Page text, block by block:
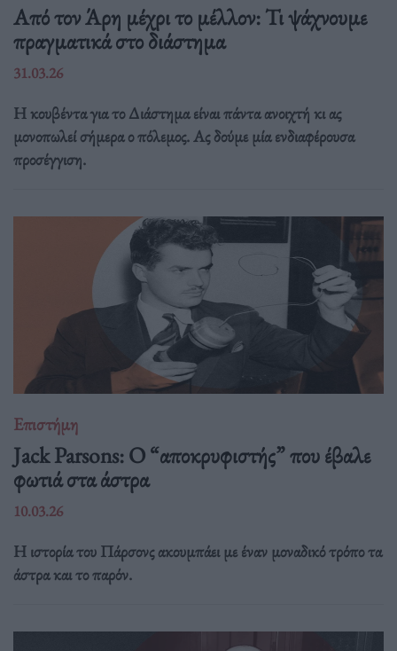
Από τον Άρη μέχρι το μέλλον: Τι ψάχνουμε
πραγματικά στο διάστημα
31.03.26
Η κουβέντα για το Διάστημα είναι πάντα ανοιχτή κι ας
μονοπωλεί σήμερα ο πόλεμος. Ας δούμε μία ενδιαφέρουσα
προσέγγιση.
Επιστήμη
Jack Parsons: O “αποκρυφιστής” που έβαλε
φωτιά στα άστρα
10.03.26
Η ιστορία του Πάρσονς ακουμπάει με έναν μοναδικό τρόπο τα
άστρα και το παρόν.